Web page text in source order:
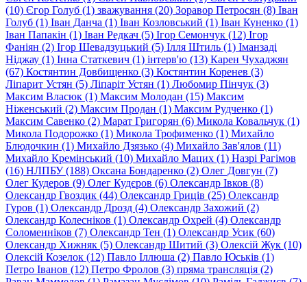
(10) Єгор Голуб (1) зважування (20) Зоравор Петросян (8) Іван
Голуб (1) Іван Данча (1) Іван Козловський (1) Іван Куненко (1)
Іван Папакін (1) Іван Редкач (5) Ігор Семончук (12) Ігор
Фаніян (2) Ігор Шевадзуцький (5) Ілля Штиль (1) Іманзаді
Нiджау (1) Інна Статкевич (1) інтерв'ю (13) Карен Чухаджян
(67) Костянтин Довбищенко (3) Костянтин Коренев (3)
Ліпарит Устян (5) Ліпаріт Устян (1) Любомир Пінчук (3)
Максим Власюк (1) Максим Молодан (15) Максим
Ніженський (2) Максим Продан (1) Максим Рудченко (1)
Максим Савенко (2) Марат Григорян (6) Микола Ковальчук (1)
Микола Подорожко (1) Микола Трофименко (1) Михайло
Блюдочкин (1) Михайло Дзязько (4) Михайло Зав'ялов (11)
Михайло Кремiнський (10) Михайло Мацих (1) Назрі Рагімов
(16) НЛПБУ (188) Оксана Бондаренко (2) Олег Довгун (7)
Олег Кудеров (9) Олег Кудєров (6) Олександр Iвков (8)
Олександр Гвоздик (44) Олександр Гриців (25) Олександр
Гуров (1) Олександр Дрозд (4) Олександр Захожий (2)
Олександр Колесніков (1) Олександр Охрей (4) Олександр
Соломенніков (7) Олександр Тен (1) Олександр Усик (60)
Олександр Хижняк (5) Олександр Шитий (3) Олексій Жук (10)
Олексій Козелок (12) Павло Іллюша (2) Павло Юськів (1)
Петро Іванов (12) Петро Фролов (3) пряма трансляція (2)